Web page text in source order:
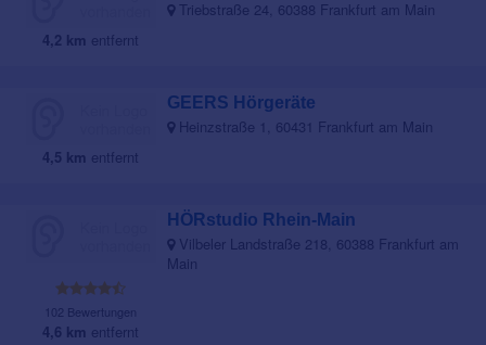
4,2 km entfernt
Triebstraße 24, 60388 Frankfurt am Main
4,5 km entfernt
GEERS Hörgeräte
Heinzstraße 1, 60431 Frankfurt am Main
102 Bewertungen
4,6 km entfernt
HÖRstudio Rhein-Main
Vilbeler Landstraße 218, 60388 Frankfurt am
Main